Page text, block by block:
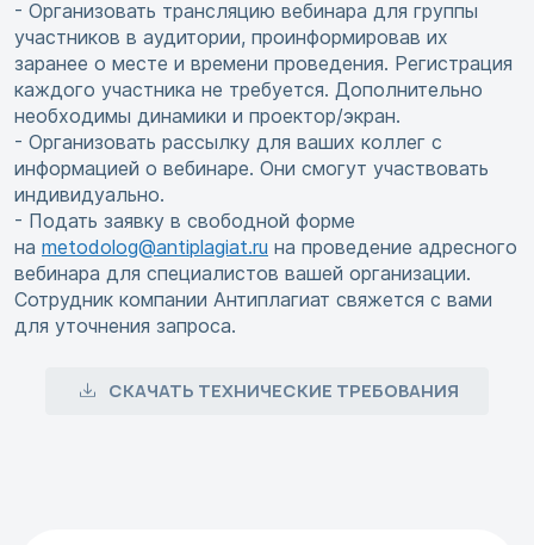
- Организовать трансляцию вебинара для группы
участников в аудитории, проинформировав их
заранее о месте и времени проведения. Регистрация
каждого участника не требуется. Дополнительно
необходимы динамики и проектор/экран.
- Организовать рассылку для ваших коллег с
информацией о вебинаре. Они смогут участвовать
индивидуально.
- Подать заявку в свободной форме
на metodolog@antiplagiat.ru на проведение адресного
вебинара для специалистов вашей организации.
Сотрудник компании Антиплагиат свяжется с вами
для уточнения запроса.
СКАЧАТЬ ТЕХНИЧЕСКИЕ ТРЕБОВАНИЯ